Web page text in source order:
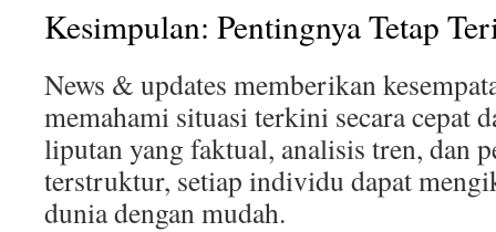
Kesimpulan: Pentingnya Tetap
News & updates memberikan
memahami situasi terkini secara cepat
liputan yang faktual, analisis tren, dan
terstruktur, setiap individu dapat
dunia dengan mudah.